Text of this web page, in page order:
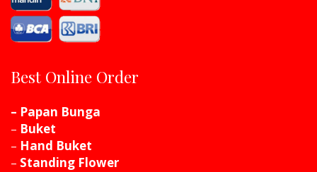
Best Online Order
– Papan Bunga
– Buket
– Hand Buket
– Standing Flower